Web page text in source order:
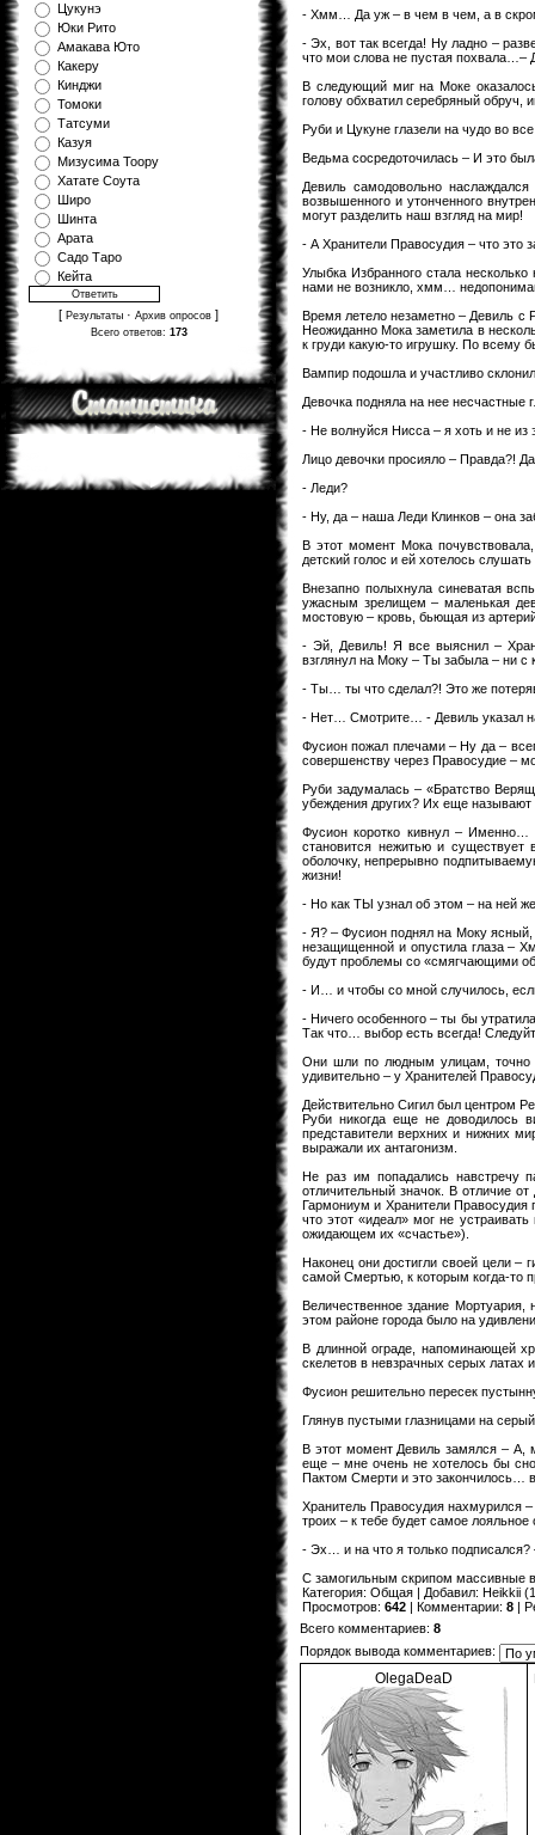
Цукунэ
Юки Рито
Амакава Юто
Какеру
Кинджи
Томоки
Татсуми
Казуя
Мизуcима Тоору
Хатате Соута
Широ
Шинта
Арата
Садо Таро
Кейта
[ Результаты · Архив опросов ]
Всего ответов: 173
- Хмм… Да уж – в чем в чем, а в
- Эх, вот так всегда! Ну ладно –
что мои слова не пустая похвала…–
В следующий миг на Моке
голову обхватил серебряный обруч,
Руби и Цукуне глазели на чудо во
Ведьма сосредоточилась – И это
Девиль самодовольно
возвышенного и утонченного
могут разделить наш взгляд на мир!
- А Хранители Правосудия – что это
Улыбка Избранного стала
нами не возникло, хмм…
Время летело незаметно – Девиль с
Неожиданно Мока заметила в
к груди какую-то игрушку. По всему
Вампир подошла и участливо
Девочка подняла на нее
- Не волнуйся Нисса – я хоть и не из
Лицо девочки просияло – Правда?!
- Леди?
- Ну, да – наша Леди Клинков – она
В этот момент Мока
детский голос и ей хотелось
Внезапно полыхнула синеватая
ужасным зрелищем – маленькая
мостовую – кровь, бьющая из
- Эй, Девиль! Я все выяснил –
взглянул на Моку – Ты забыла – ни с
- Ты… ты что сделал?! Это же
- Нет… Смотрите… - Девиль указал
Фусион пожал плечами – Ну да –
совершенству через Правосудие –
Руби задумалась – «Братство
убеждения других? Их еще
Фусион коротко кивнул – Именно…
становится нежитью и существует
оболочку, непрерывно
жизни!
- Но как ТЫ узнал об этом – на ней
- Я? – Фусион поднял на Моку ясный,
незащищенной и опустила глаза –
будут проблемы со «смягчающими
- И… и чтобы со мной случилось,
- Ничего особенного – ты бы
Так что… выбор есть всегда!
Они шли по людным улицам, точно
удивительно – у Хранителей
Действительно Сигил был центром
Руби никогда еще не доводилось
представители верхних и нижних
выражали их антагонизм.
Не раз им попадались навстречу
отличительный значок. В отличие
Гармониум и Хранители Правосудия
что этот «идеал» мог не
ожидающем их «счастье»).
Наконец они достигли своей цели –
самой Смертью, к которым когда-то
Величественное здание
этом районе города было на
В длинной ограде, напоминающей
скелетов в невзрачных серых латах
Фусион решительно пересек
Глянув пустыми глазницами на
В этот момент Девиль замялся –
еще – мне очень не хотелось бы
Пактом Смерти и это закончилось…
Хранитель Правосудия нахмурился
троих – к тебе будет самое
- Эх… и на что я только
С замогильным скрипом массивные
Категория: Общая | Добавил: Heikkii
Просмотров: 642 | Комментарии: 8 |
Всего комментариев: 8
Порядок вывода комментариев:
OlegaDeaD